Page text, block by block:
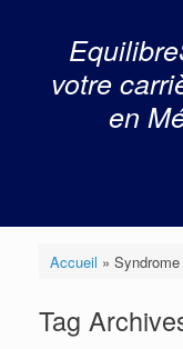
votre
en
Accueil »
Tag